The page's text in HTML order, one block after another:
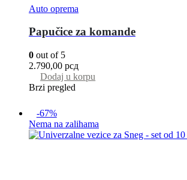
Auto oprema
Papučice za komande
0 out of 5
2.790,00 рсд
Dodaj u korpu
Brzi pregled
-67%
Nema na zalihama